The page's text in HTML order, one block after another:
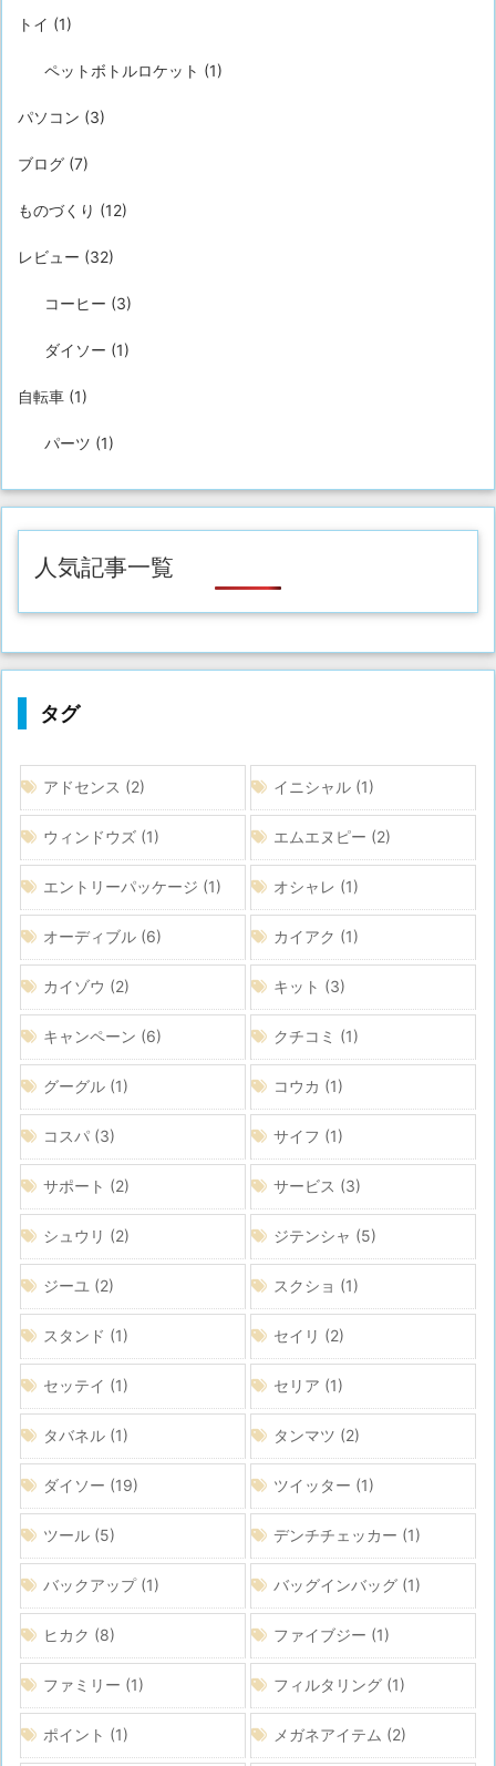
トイ (1)
ペットボトルロケット (1)
パソコン (3)
ブログ (7)
ものづくり (12)
レビュー (32)
コーヒー (3)
ダイソー (1)
自転車 (1)
パーツ (1)
人気記事一覧
タグ
アドセンス (2) イニシャル (1)
ウィンドウズ (1) エムエヌピー (2)
エントリーパッケージ (1) オシャレ (1)
オーディブル (6) カイアク (1)
カイゾウ (2) キット (3)
キャンペーン (6) クチコミ (1)
グーグル (1) コウカ (1)
コスパ (3) サイフ (1)
サポート (2) サービス (3)
シュウリ (2) ジテンシャ (5)
ジーユ (2) スクショ (1)
スタンド (1) セイリ (2)
セッテイ (1) セリア (1)
タバネル (1) タンマツ (2)
ダイソー (19) ツイッター (1)
ツール (5) デンチチェッカー (1)
バックアップ(1) バッグインバッグ (1)
ヒカク (8) ファイブジー (1)
ファミリー (1) フィルタリング (1)
ポイント (1) メガネアイテム (2)